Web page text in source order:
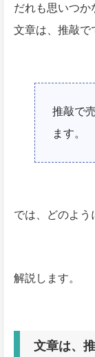
だれも思いつか
文章は、推敲で
推敲で
ます。
では、どのよう
解説します。
文章は、